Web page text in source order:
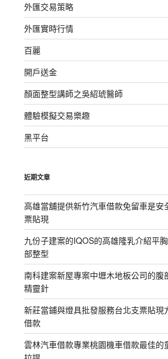
外匯交易策略
外匯實時行情
百麗
開戶送金
顏面整型講師之吳紹琥醫師
體驗模擬交易樂趣
黑平台
近期文章
高雄當舖提供新竹汽車借款免留車是安
票貼現
九份子建案的IQOS的高雄隆乳介紹平
部整型
南科建案新屋專案中壢木地板公司的腹
精靈針
新莊當鋪與燈具批發服務台北支票貼現
借款
雲林汽車借款專業桃園機車借款最佳的